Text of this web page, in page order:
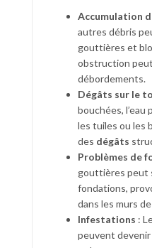
Accumulation
autres débris
gouttières et
obstruction
débordements.
Dégâts sur le
bouchées,
les tuiles ou les
des dégâts
Problèmes de
gouttières peut
fondations,
dans les murs
Infestations :
peuvent